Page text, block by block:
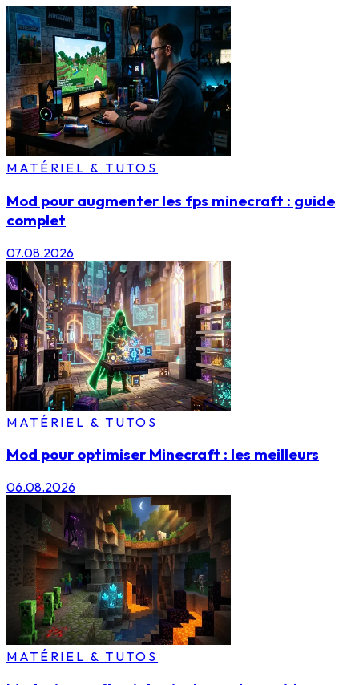
MATÉRIEL & TUTOS
Mod pour augmenter les fps minecraft : guide
complet
07.08.2026
MATÉRIEL & TUTOS
Mod pour optimiser Minecraft : les meilleurs
06.08.2026
MATÉRIEL & TUTOS